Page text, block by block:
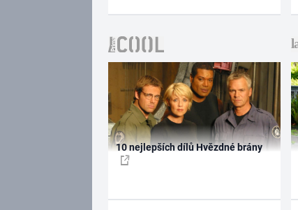
10 nejlepších dílů Hvězdné brány